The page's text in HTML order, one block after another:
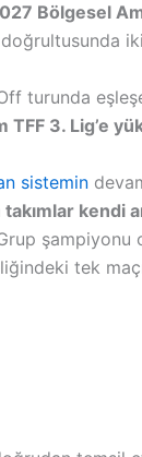
Bölgesel
turunda
TFF 3. Lig’e
sistemin
takımlar kendi
şampiyonu
tek